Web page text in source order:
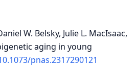
W. Belsky, Julie L. MacIsaac,
aging in young
pnas.2317290121